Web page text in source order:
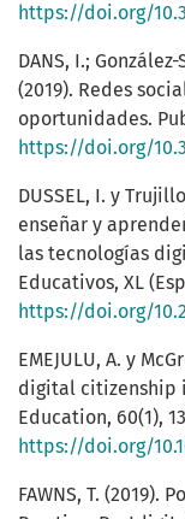
https://doi.org/
DANS, I.;
(2019). Redes
oportunidades.
https://doi.org/
DUSSEL, I. y
enseñar y
las tecnologías
Educativos, XL
https://doi.org/
EMEJULU, A. y
digital citizenship
Education, 60(1),
https://doi.org/
FAWNS, T. (2019).